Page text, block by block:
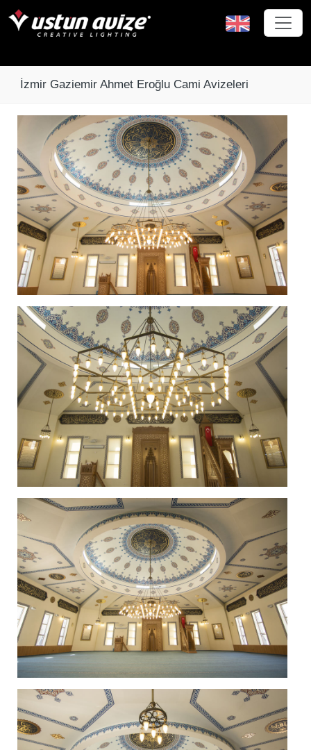
İzmir Gaziemir Ahmet Eroğlu Cami Avizeleri